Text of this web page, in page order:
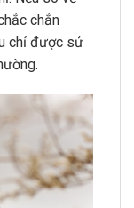
chắn
chỉ được sử